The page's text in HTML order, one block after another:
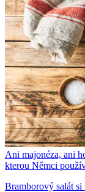
Ani majonéza, ani
kterou Němci
Bramborový salát si